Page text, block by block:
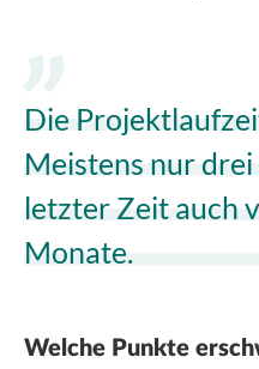
Die
Meistens nur
letzter Zeit auch
Monate.
Welche Punkte